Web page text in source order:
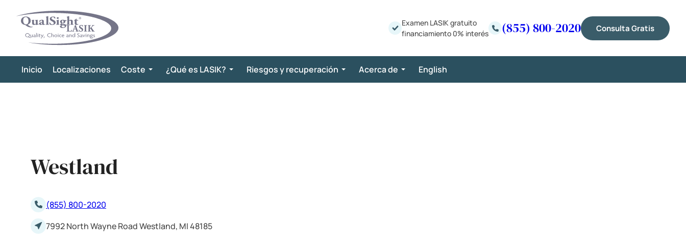
contenido
Examen LASIK gratuito
financiamiento 0% interés
(855) 800-2020 Consulta Gratis
Inicio Localizaciones Coste ¿Qué es LASIK? Riesgos y recuperación Acerca de English
Westland
(855) 800-2020
7992 North Wayne Road Westland, MI 48185